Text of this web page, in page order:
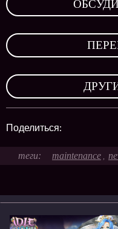
Поделиться:
maintenance ,